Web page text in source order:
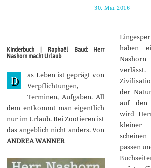
30. Mai 2016
u
u
s
t
2
0
1
Kinderbuch | Raphaël Baud: Herr
Nashorn macht Urlaub
D
as Leben ist geprägt von
Verpflichtungen,
Terminen, Aufgaben. All
dem entkommt man eigentlich
nur im Urlaub. Bei Zootieren ist
das angeblich nicht anders. Von
ANDREA WANNER
haben
der
auf den
wird
kleiner
passen